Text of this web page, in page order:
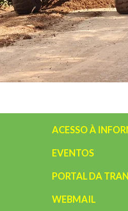
ACESSO À
EVENTOS
PORTAL DA
WEBMAIL